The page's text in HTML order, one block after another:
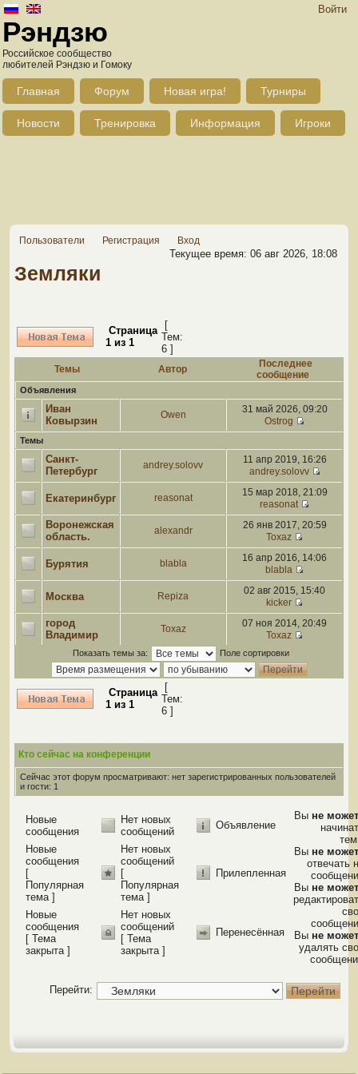
Войти
Рэндзю
Российское сообщество
любителей Рэндзю и Гомоку
Главная Форум Новая игра! Турниры
Новости Тренировка Информация Игроки
Пользователи Регистрация Вход
Текущее время: 06 авг 2026, 18:08
Земляки
Страница
1 из 1
[
Тем:
6 ]
Темы Автор
Последнее
сообщение
Объявления
Иван
Ковырзин
Owen
31 май 2026, 09:20
Ostrog
Темы
Санкт-
Петербург
andrey.solovv
11 апр 2019, 16:26
andrey.solovv
Екатеринбург reasonat
15 мар 2018, 21:09
reasonat
Воронежская
область.
alexandr
26 янв 2017, 20:59
Toxaz
Бурятия blabla
16 апр 2016, 14:06
blabla
Москва Repiza
02 авг 2015, 15:40
kicker
город
Владимир
Toxaz
07 ноя 2014, 20:49
Toxaz
Показать темы за: Поле сортировки
Страница
1 из 1
[
Тем:
6 ]
Кто сейчас на конференции
Сейчас этот форум просматривают: нет зарегистрированных пользователей
и гости: 1
Новые
сообщения
Нет новых
сообщений
Объявление
Новые
сообщения
[
Популярная
тема ]
Нет новых
сообщений
[
Популярная
тема ]
Прилепленная
Новые
сообщения
[ Тема
закрыта ]
Нет новых
сообщений
[ Тема
закрыта ]
Перенесённая
Вы не
Вы не
отвечать
Вы не
Вы не
удалять
Перейти: